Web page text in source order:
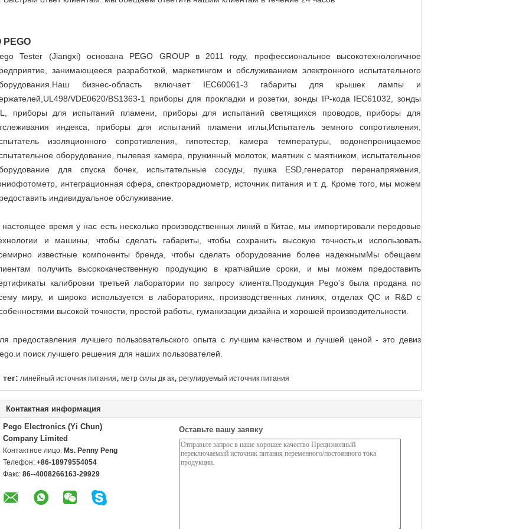
PEGO
Tester (Jiangxi) основана PEGO GROUP в 2011 году, профессиональное высокотехнологичное
занимающееся разработкой, маркетингом и обслуживанием электронного испытательного
бизнес-область включает IEC60061-3 габариты для крышек лампы и
VDE0620/BS1363-1 приборы для прокладки и розетки, зонды IP-кода IEC61032, зонды
приборы для испытаний пламени, приборы для испытаний светящихся проводов, приборы для
индекса, приборы для испытаний пламени иглы,Испытатель земного сопротивления,
изоляционного сопротивления, гипотестер, камера температуры, водонепроницаемое
оборудование, пылевая камера, пружинный молоток, маятник с маятником, испытательное
для спуска бочек, испытательные сосуды, пушка ESD,генератор перенапряжения,
интеграционная сфера, спектрорадиометр, источник питания и т. д. Кроме того, мы можем
индивидуальное обслуживание.
настоящее время у нас есть несколько производственных линий в Китае, мы импортировали передовые
и машины, чтобы сделать габариты, чтобы сохранить высокую точность,и использовать
известные компоненты бренда, чтобы сделать оборудование более надежнымМы обещаем
получить высококачественную продукцию в кратчайшие сроки, и мы можем предоставить
калибровки третьей лаборатории по запросу клиента.Продукция Pego's была продана по
миру, и широко используется в лабораториях, производственных линиях, отделах QC и R&D с
высокой точности, простой работы, гуманизации дизайна и хорошей производительности.
предоставления лучшего пользовательского опыта с лучшим качеством и лучшей ценой - это девиз
поиск лучшего решения для наших пользователей.
тег: линейный источник питания, метр силы дк ак, регулируемый источник питания
Контактная информация
Pego Electronics (Yi Chun)
Company Limited
Контактное лицо: Ms. Penny Peng
Телефон: +86-18979554054
Факс: 86--4008266163-29929
Оставьте вашу заявку